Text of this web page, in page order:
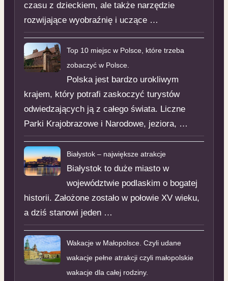
czasu z dzieckiem, ale także narzędzie
rozwijające wyobraźnię i uczące …
Top 10 miejsc w Polsce, które trzeba
zobaczyć w Polsce.
Polska jest bardzo urokliwym
krajem, który potrafi zaskoczyć turystów
odwiedzających ją z całego świata. Liczne
Parki Krajobrazowe i Narodowe, jeziora, …
Białystok – największe atrakcje
Białystok to duże miasto w
województwie podlaskim o bogatej
historii. Założone zostało w połowie XV wieku,
a dziś stanowi jeden …
Wakacje w Małopolsce. Czyli udane
wakacje pełne atrakcji czyli małopolskie
wakacje dla całej rodziny.